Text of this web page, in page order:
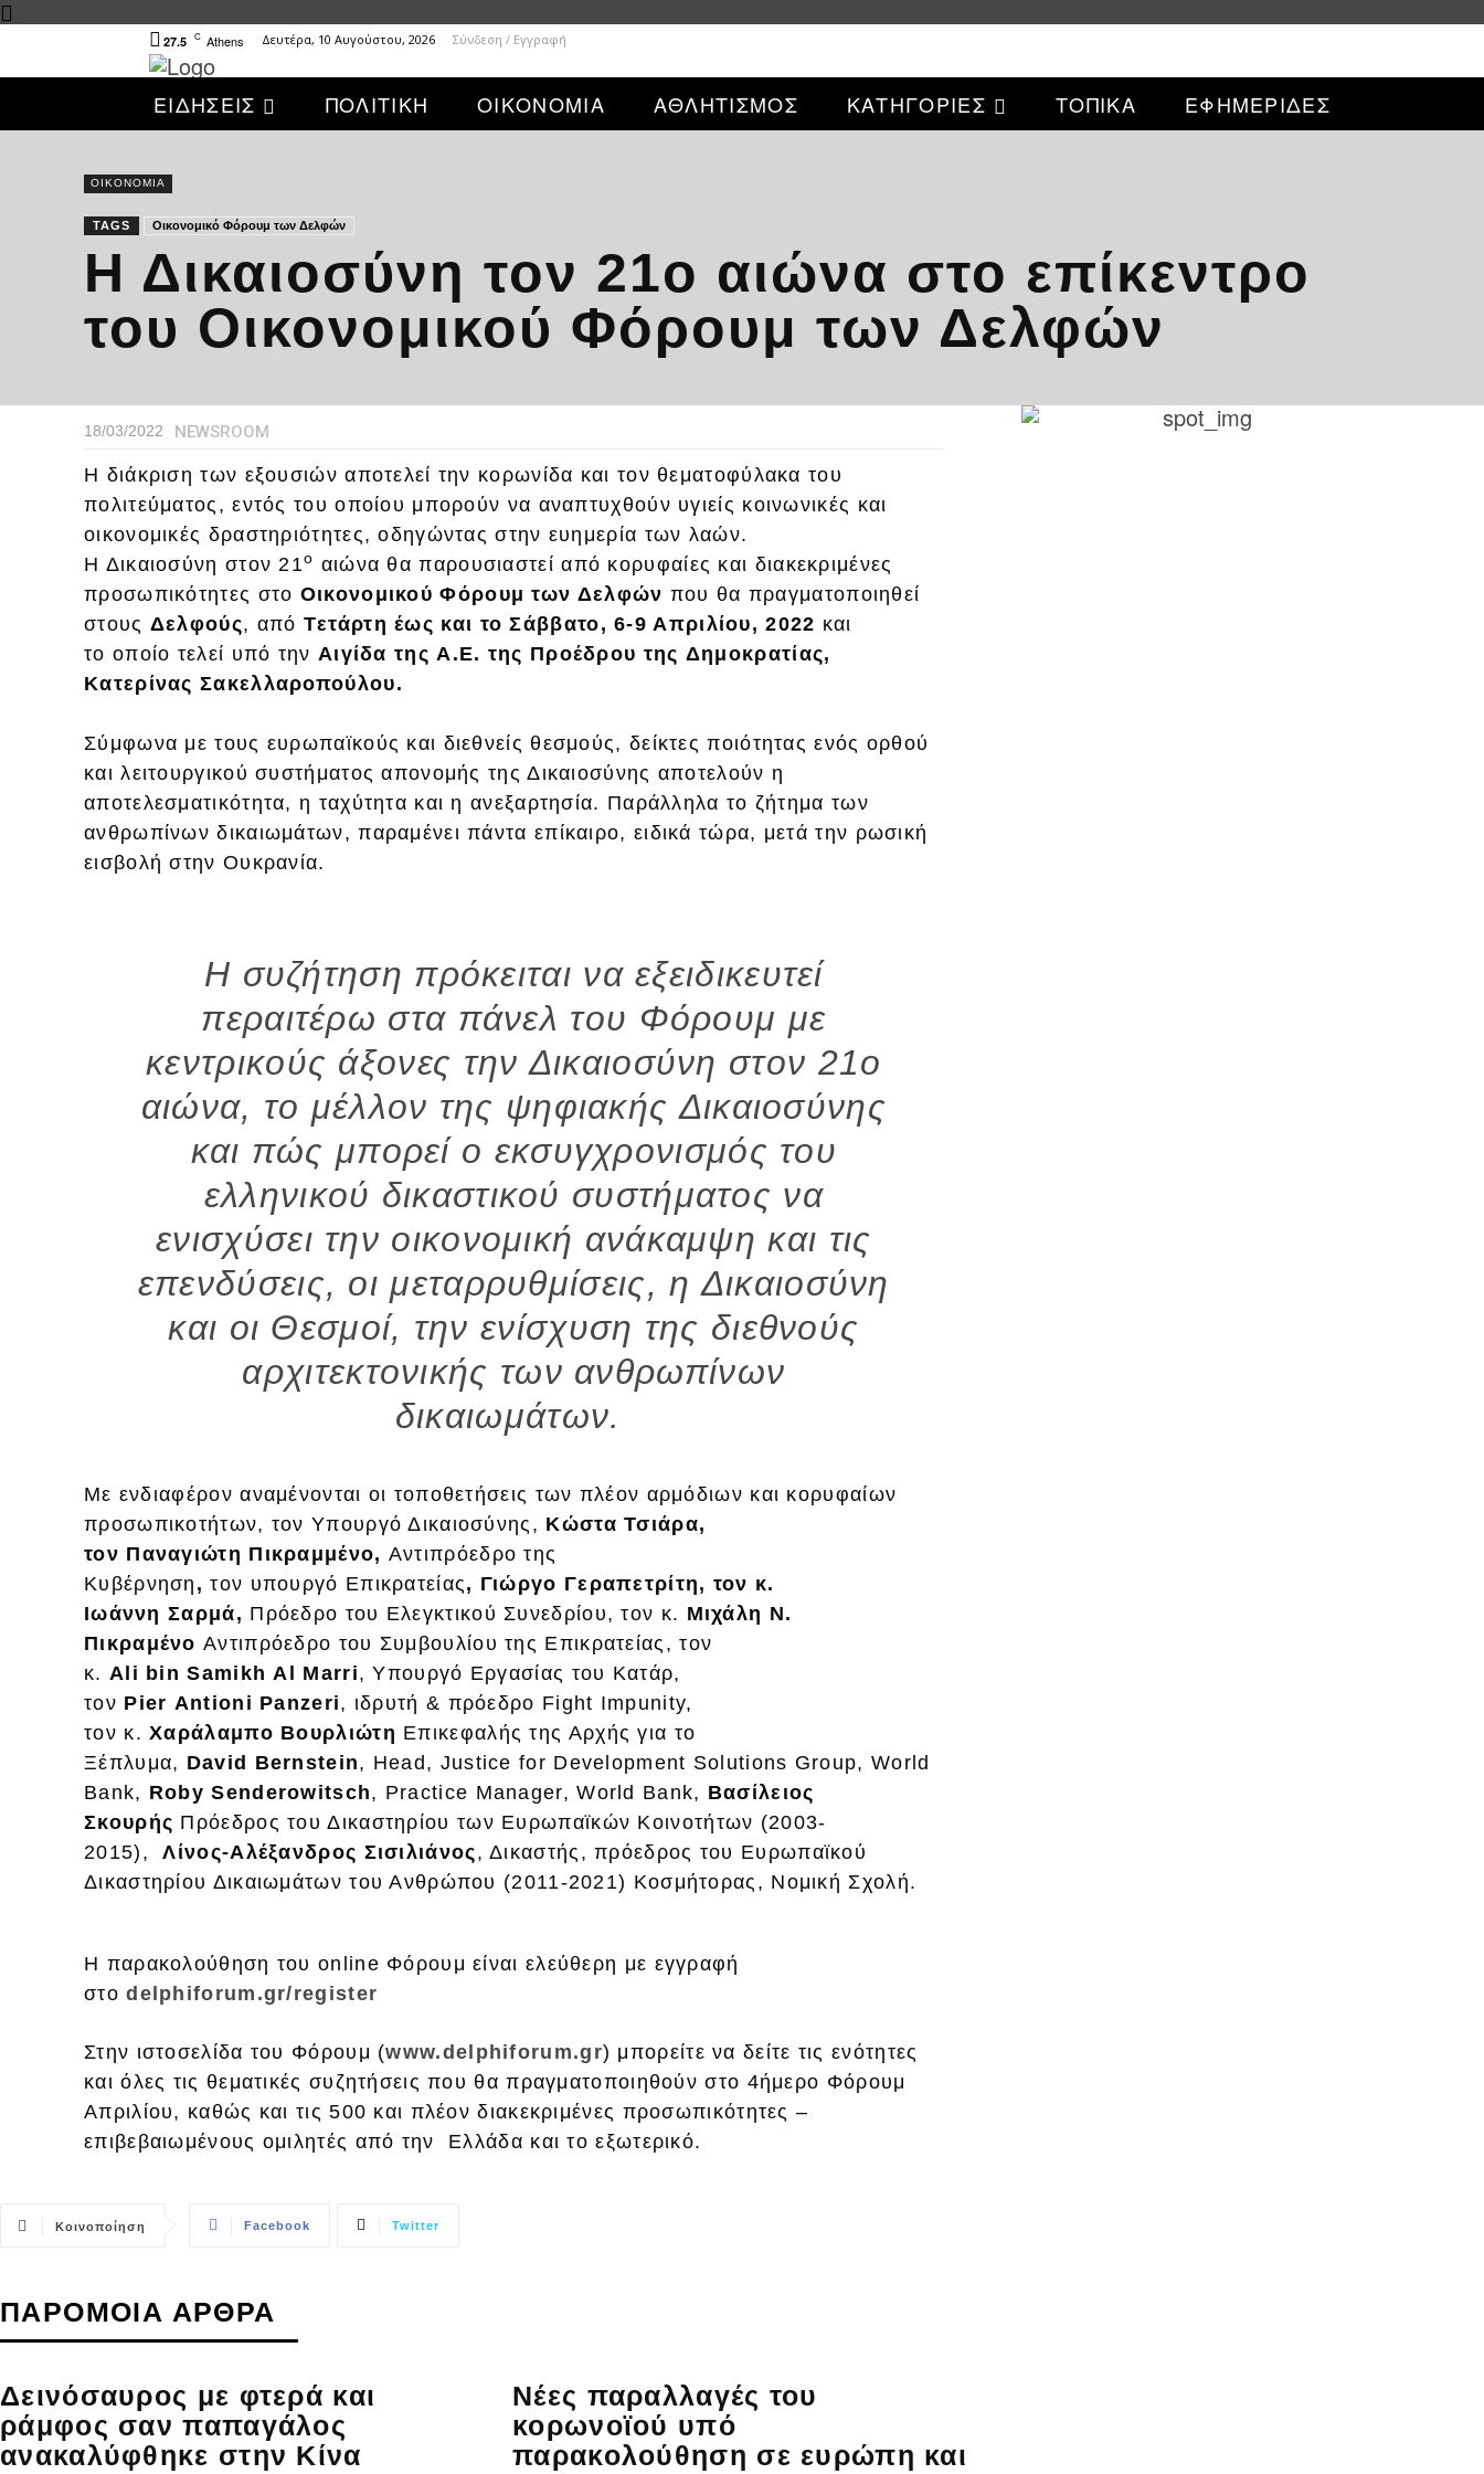
27.5 C Athens Δευτέρα, 10 Αυγούστου, 2026 Σύνδεση / Εγγραφή
ΕΙΔΗΣΕΙΣ ΠΟΛΙΤΙΚΗ ΟΙΚΟΝΟΜΙΑ ΑΘΛΗΤΙΣΜΟΣ ΚΑΤΗΓΟΡΙΕΣ ΤΟΠΙΚΑ ΕΦΗΜΕΡΙΔΕΣ
ΟΙΚΟΝΟΜΙΑ
TAGS Οικονομικό Φόρουμ των Δελφών
Η Δικαιοσύνη τον 21ο αιώνα στο επίκεντρο
του Οικονομικού Φόρουμ των Δελφών
18/03/2022 NEWSROOM
H διάκριση των εξουσιών αποτελεί την κορωνίδα και τον θεματοφύλακα του
πολιτεύματος, εντός του οποίου μπορούν να αναπτυχθούν υγιείς κοινωνικές και
οικονομικές δραστηριότητες, οδηγώντας στην ευημερία των λαών.
Η Δικαιοσύνη στον 21ο αιώνα θα παρουσιαστεί από κορυφαίες και διακεκριμένες
προσωπικότητες στο Οικονομικού Φόρουμ των Δελφών που θα πραγματοποιηθεί
στους Δελφούς, από Tετάρτη έως και το Σάββατο, 6-9 Απριλίου, 2022 και
το οποίο τελεί υπό την Αιγίδα της Α.Ε. της Προέδρου της Δημοκρατίας,
Κατερίνας Σακελλαροπούλου.
Σύμφωνα με τους ευρωπαϊκούς και διεθνείς θεσμούς, δείκτες ποιότητας ενός ορθού
και λειτουργικού συστήματος απονομής της Δικαιοσύνης αποτελούν η
αποτελεσματικότητα, η ταχύτητα και η ανεξαρτησία. Παράλληλα το ζήτημα των
ανθρωπίνων δικαιωμάτων, παραμένει πάντα επίκαιρο, ειδικά τώρα, μετά την ρωσική
εισβολή στην Ουκρανία.
Η συζήτηση πρόκειται να εξειδικευτεί
περαιτέρω στα πάνελ του Φόρουμ με
κεντρικούς άξονες την Δικαιοσύνη στον 21ο
αιώνα, το μέλλον της ψηφιακής Δικαιοσύνης
και πώς μπορεί ο εκσυγχρονισμός του
ελληνικού δικαστικού συστήματος να
ενισχύσει την οικονομική ανάκαμψη και τις
επενδύσεις, οι μεταρρυθμίσεις, η Δικαιοσύνη
και οι Θεσμοί, την ενίσχυση της διεθνούς
αρχιτεκτονικής των ανθρωπίνων
δικαιωμάτων.
Με ενδιαφέρον αναμένονται οι τοποθετήσεις των πλέον αρμόδιων και κορυφαίων
προσωπικοτήτων, τον Υπουργό Δικαιοσύνης, Κώστα Τσιάρα,
τον Παναγιώτη Πικραμμένο, Αντιπρόεδρο της
Κυβέρνηση , τον υπουργό Επικρατείας, Γιώργο Γεραπετρίτη, τον κ.
Ιωάννη Σαρμά, Πρόεδρο του Ελεγκτικού Συνεδρίου, τον κ. Μιχάλη Ν.
Πικραμένο Αντιπρόεδρο του Συμβουλίου της Επικρατείας, τον
κ. Ali bin Samikh Al Marri, Υπουργό Εργασίας του Κατάρ,
τον Pier Antioni Panzeri, ιδρυτή & πρόεδρο Fight Impunity,
τον κ.Χαράλαμπο Βουρλιώτη Επικεφαλής της Αρχής για το
Ξέπλυμα, David Bernstein, Head, Justice for Development Solutions Group, World
Bank, Roby Senderowitsch, Practice Manager, World Bank, Βασίλειος
Σκουρής Πρόεδρος του Δικαστηρίου των Ευρωπαϊκών Κοινοτήτων (2003-
2015),Λίνος-Αλέξανδρος Σισιλιάνος, Δικαστής, πρόεδρος του Ευρωπαϊκού
Δικαστηρίου Δικαιωμάτων του Ανθρώπου (2011-2021) Κοσμήτορας, Νομική Σχολή.
Η παρακολούθηση του online Φόρουμ είναι ελεύθερη με εγγραφή
στοdelphiforum.gr/register
Στην ιστοσελίδα του Φόρουμ (www.delphiforum.gr) μπορείτε να δείτε τις ενότητες
και όλες τις θεματικές συζητήσεις που θα πραγματοποιηθούν στο 4ήμερο Φόρουμ
Απριλίου, καθώς και τις 500 και πλέον διακεκριμένες προσωπικότητες –
επιβεβαιωμένους ομιλητές από την Ελλάδα και το εξωτερικό.
Κοινοποίηση Facebook Twitter
ΠΑΡΟΜΟΙΑ ΑΡΘΡΑ
Δεινόσαυρος με φτερά και
ράμφος σαν παπαγάλος
ανακαλύφθηκε στην Κίνα
Νέες παραλλαγές του
κορωνοϊού υπό
παρακολούθηση σε ευρώπη και